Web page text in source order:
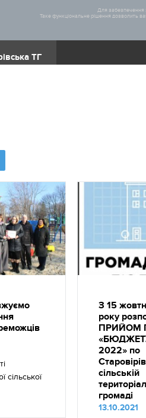
Для забезпечення
Таке функціональне рішення дозволить
ТГ
сільської
З 15
року
ПРИЙОМ
2022» по
сільській
громаді
13.10.2021